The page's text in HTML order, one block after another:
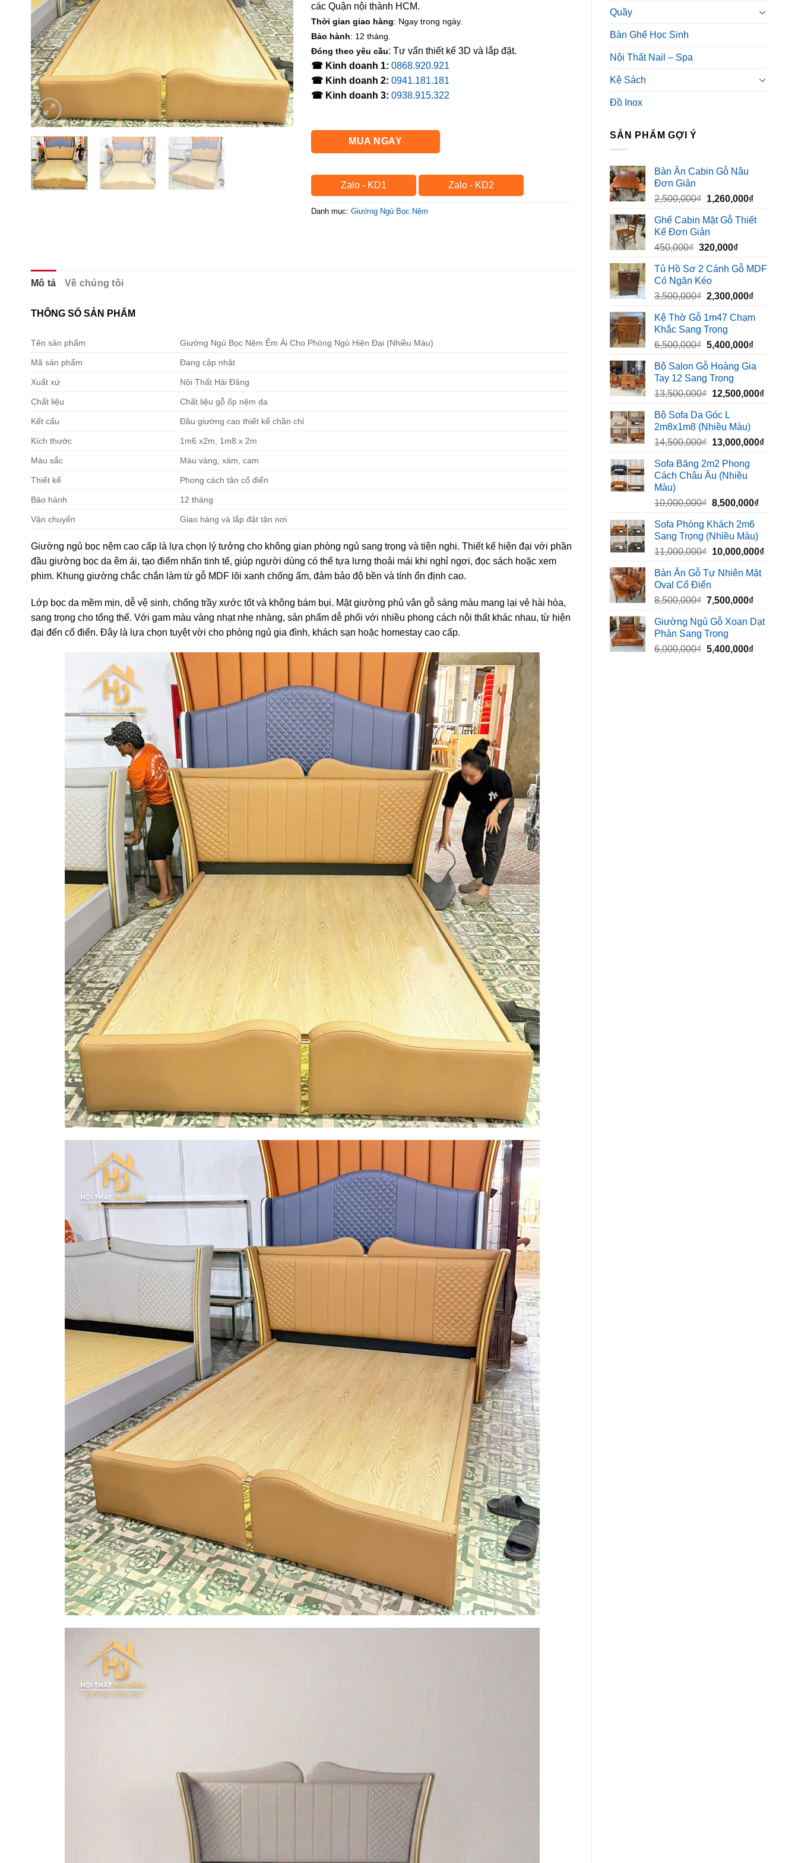
Quầy
Bàn Ghế Học Sinh
Nội Thất Nail – Spa
Kệ Sách
Đồ Inox
SẢN PHẨM GỢI Ý
Bàn Ăn Cabin Gỗ Nâu
Đơn Giản
2,500,000₫ Giá
là:
2,500,000₫.
1,260,000₫Giá
tại
Ghế Cabin Mặt Gỗ Thiết
Kế Đơn Giản
450,000₫ Giá
là:
450,000₫.
320,000₫Giá
tại
320,000₫.
Tủ Hồ Sơ 2 Cánh Gỗ MDF
Có Ngăn Kéo
3,500,000₫ Giá
là:
3,500,000₫.
2,300,000₫Giá
tại
Kệ Thờ Gỗ 1m47 Chạm
Khắc Sang Trọng
6,500,000₫ Giá
là:
6,500,000₫.
5,400,000₫Giá
tại
Bộ Salon Gỗ Hoàng Gia
Tay 12 Sang Trọng
13,500,000₫ Giá
là:
13,500,000₫.
12,500,000₫Giá
Bộ Sofa Da Góc L
2m8x1m8 (Nhiều Màu)
14,500,000₫ Giá
là:
14,500,000₫.
13,000,000₫Giá
Sofa Băng 2m2 Phong
Cách Châu Âu (Nhiều
Màu)
10,000,000₫ Giá
là:
10,000,000₫.
8,500,000₫Giá
là:
Sofa Phòng Khách 2m6
Sang Trọng (Nhiều Màu)
11,000,000₫ Giá
là:
10,000,000₫Giá
Bàn Ăn Gỗ Tự Nhiên Mặt
Oval Cổ Điển
8,500,000₫ Giá
là:
8,500,000₫.
7,500,000₫Giá
tại
Giường Ngủ Gỗ Xoan Dạt
Phản Sang Trọng
6,000,000₫ Giá
5,400,000₫Giá
các Quận nội thành HCM.
Thời gian giao hàng: Ngay trong ngày.
Bảo hành: 12 tháng.
Đóng theo yêu cầu: Tư vấn thiết kế 3D và lắp đặt.
☎ Kinh doanh 1: 0868.920.921
☎ Kinh doanh 2: 0941.181.181
☎ Kinh doanh 3: 0938.915.322
MUA NGAY
Zalo - KD1 Zalo - KD2
Danh mục: Giường Ngủ Bọc Nệm
Mô tả Về chúng tôi
THÔNG SỐ SẢN PHẨM
Tên sản phẩm Giường Ngủ Bọc Nệm Êm Ái Cho Phòng Ngủ Hiện Đại (Nhiều Màu)
Mã sản phẩm Đang cập nhật
Xuất xứ Nội Thất Hải Đăng
Chất liệu Chất liệu gỗ ốp nệm da
Kết cấu Đầu giường cao thiết kế chần chỉ
Kích thước 1m6 x2m, 1m8 x 2m
Màu sắc Màu vàng, xám, cam
Thiết kế Phong cách tân cổ điển
Bảo hành 12 tháng
Vận chuyển Giao hàng và lắp đặt tận nơi
Giường ngủ bọc nệm cao cấp là lựa chọn lý tưởng cho không gian phòng ngủ sang trọng và tiện nghi. Thiết kế hiện đại với phần
đầu giường bọc da êm ái, tạo điểm nhấn tinh tế, giúp người dùng có thể tựa lưng thoải mái khi nghỉ ngơi, đọc sách hoặc xem
phim. Khung giường chắc chắn làm từ gỗ MDF lõi xanh chống ẩm, đảm bảo độ bền và tính ổn định cao.
Lớp bọc da mềm mịn, dễ vệ sinh, chống trầy xước tốt và không bám bụi. Mặt giường phủ vân gỗ sáng màu mang lại vẻ hài hòa,
sang trọng cho tổng thể. Với gam màu vàng nhạt nhẹ nhàng, sản phẩm dễ phối với nhiều phong cách nội thất khác nhau, từ hiện
đại đến cổ điển. Đây là lựa chọn tuyệt vời cho phòng ngủ gia đình, khách sạn hoặc homestay cao cấp.